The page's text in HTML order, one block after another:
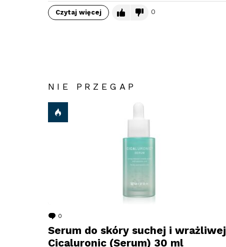
Czytaj więcej 0
NIE PRZEGAP
0
Serum do skóry suchej i wrażliwej
Cicaluronic (Serum) 30 ml